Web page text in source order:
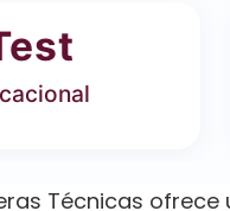
Técnicas